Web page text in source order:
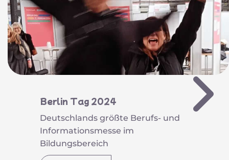
Berlin Tag 2024
Deutschlands größte Berufs- und
Informationsmesse im
Bildungsbereich